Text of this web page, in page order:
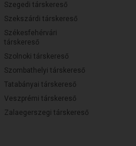
Szegedi társkereső
Szekszárdi társkereső
Székesfehérvári
társkereső
Szolnoki társkereső
Szombathelyi társkereső
Tatabányai társkereső
Veszprémi társkereső
Zalaegerszegi társkereső